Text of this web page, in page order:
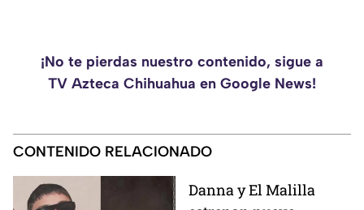
¡No te pierdas nuestro contenido, sigue a
TV Azteca Chihuahua en Google News!
CONTENIDO RELACIONADO
Danna y El Malilla